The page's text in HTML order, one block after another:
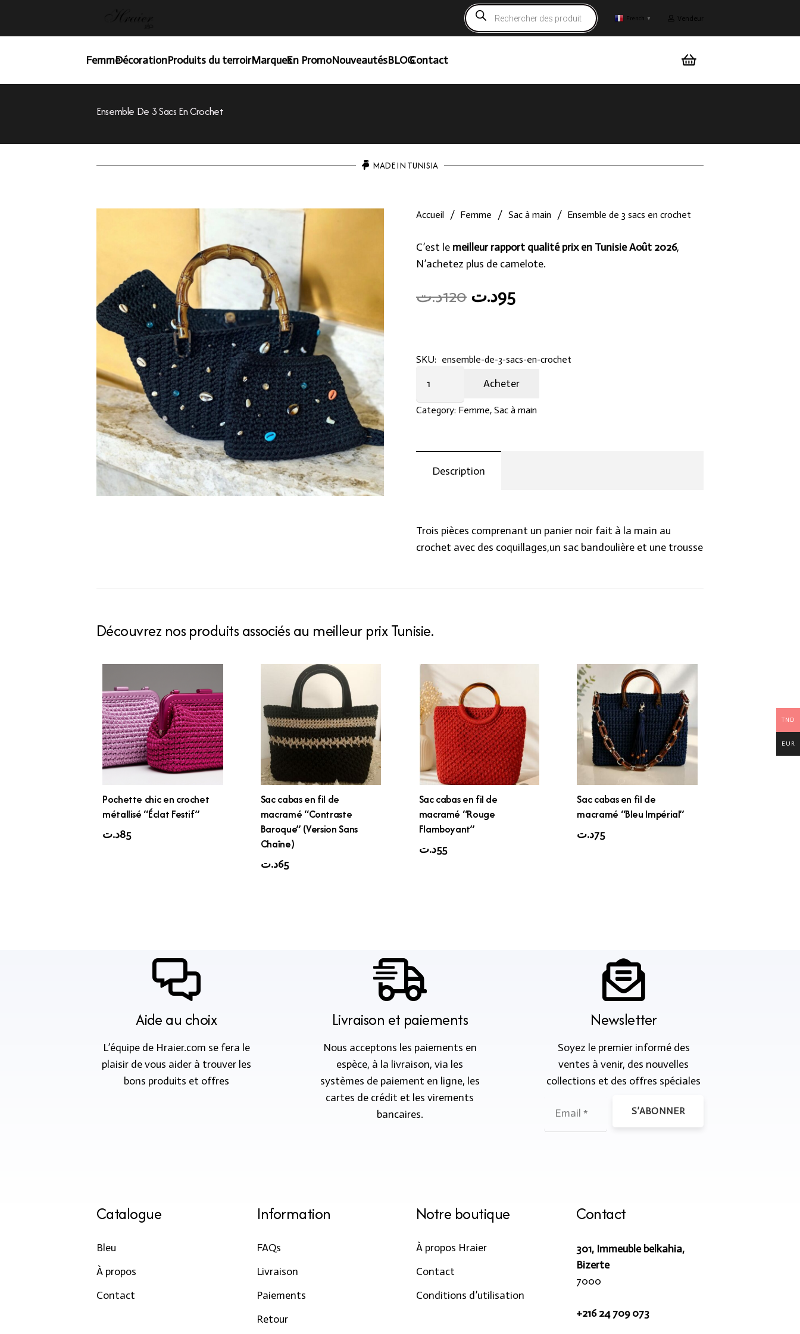
Recherche
de
produits
French ▼ Vendeur
FemmeDécorationProduits du terroirMarquesEn PromoNouveautésBLOGContact
Ensemble De 3 Sacs En Crochet
MADE IN TUNISIA
Accueil / Femme / Sac à main / Ensemble de 3 sacs en crochet
C’est le meilleur rapport qualité prix en Tunisie Août 2026,
N’achetez plus de camelote.
120د.ت
Original
price
95د.ت
Current
SKU: ensemble-de-3-sacs-en-crochet
3
quantity
Acheter
Category: Femme, Sac à main
Description
Trois pièces comprenant un panier noir fait à la main au
crochet avec des coquillages,un sac bandoulière et une trousse
Découvrez nos produits associés au meilleur prix Tunisie.
Pochette chic en crochet
métallisé “Éclat Festif”
85د.ت
Sac cabas en fil de
macramé “Contraste
Baroque” (Version Sans
Chaîne)
65د.ت
Sac cabas en fil de
macramé “Rouge
Flamboyant”
55د.ت
Sac cabas en fil de
macramé “Bleu Impérial”
75د.ت
Aide au choix
L’équipe de Hraier.com se fera le
plaisir de vous aider à trouver les
bons produits et offres
Livraison et paiements
Nous acceptons les paiements en
espèce, à la livraison, via les
systèmes de paiement en ligne, les
cartes de crédit et les virements
bancaires.
Newsletter
Soyez le premier informé des
ventes à venir, des nouvelles
collections et des offres spéciales
S’ABONNER
Catalogue
Bleu
À propos
Contact
Information
FAQs
Livraison
Paiements
Retour
Notre boutique
À propos Hraier
Contact
Conditions d’utilisation
Contact
301, Immeuble belkahia,
Bizerte
7000
+216 24 709 073
TND
EUR